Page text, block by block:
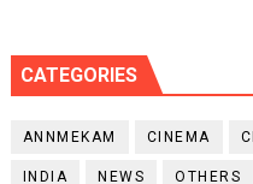
CATEGORIES
ANNMEKAM CINEMA
INDIA NEWS OTHERS